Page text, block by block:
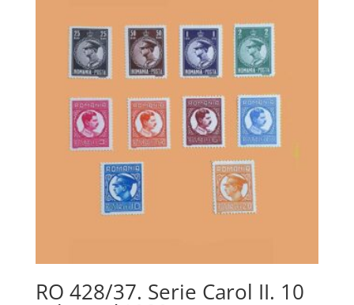
RO 428/37. Serie Carol II. 10